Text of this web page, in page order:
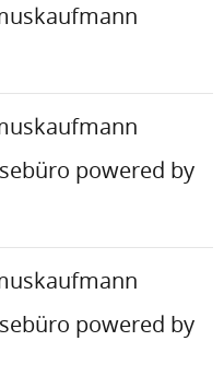
powered by
powered by